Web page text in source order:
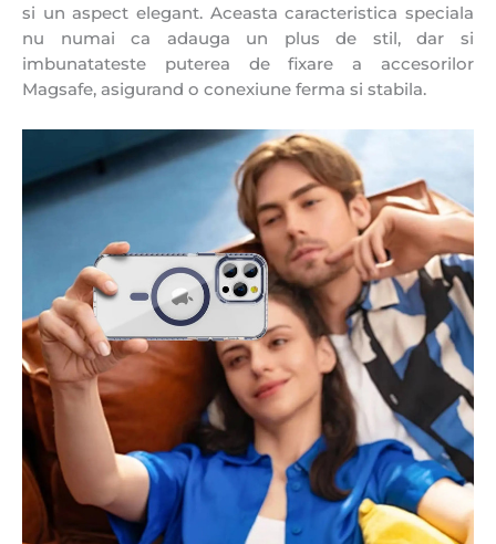
si un aspect elegant. Aceasta caracteristica speciala
nu numai ca adauga un plus de stil, dar si
imbunatateste puterea de fixare a accesorilor
Magsafe, asigurand o conexiune ferma si stabila.